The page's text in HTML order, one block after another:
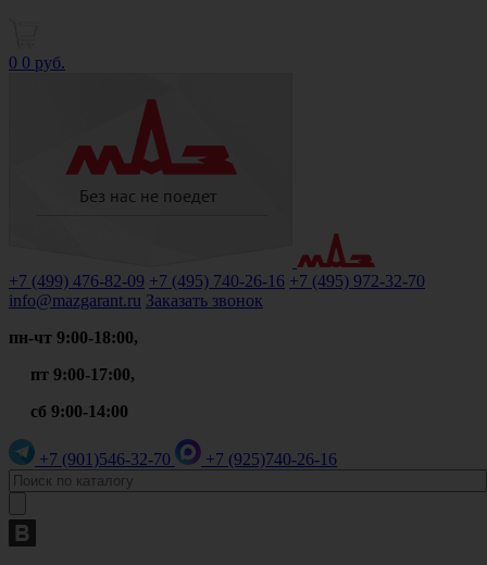
0 0 руб.
+7 (499) 476-82-09 +7 (495) 740-26-16 +7 (495) 972-32-70
info@mazgarant.ru Заказать звонок
пн-чт 9:00-18:00,
пт 9:00-17:00,
сб 9:00-14:00
+7 (901)546-32-70 +7 (925)740-26-16